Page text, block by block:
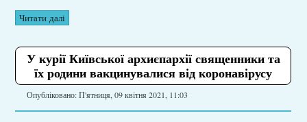
Читати далі
У курії Київської архиєпархії священники та
їх родини вакцинувалися від коронавірусу
Опубліковано: П'ятниця, 09 квітня 2021, 11:03